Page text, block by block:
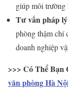
giúp môi trường
Tư vấn pháp
phòng thậm chí
doanh nghiệp
>>> Có Thể Bạn
văn phòng Hà